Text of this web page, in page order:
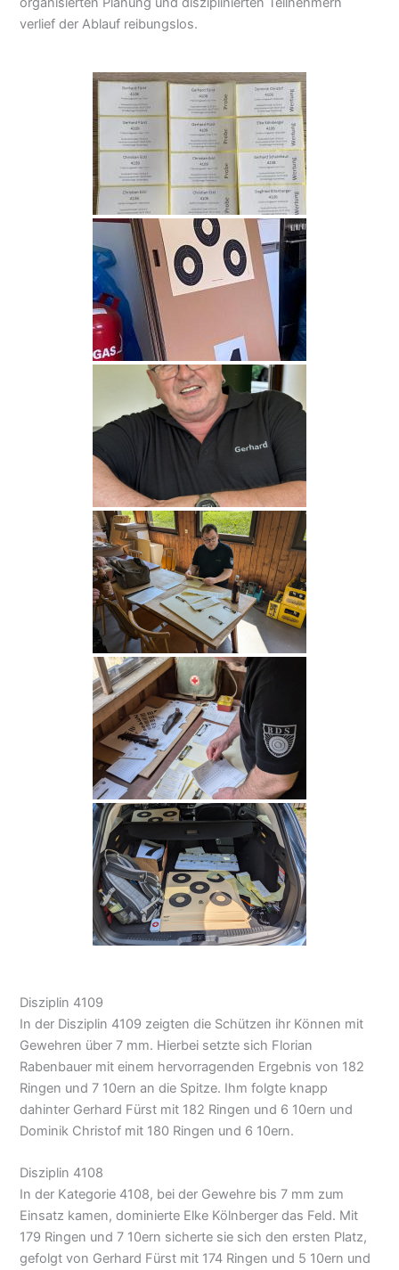
verlief der Ablauf reibungslos.
Disziplin 4109
In der Disziplin 4109 zeigten die Schützen ihr Können mit
Gewehren über 7 mm. Hierbei setzte sich Florian
Rabenbauer mit einem hervorragenden Ergebnis von 182
Ringen und 7 10ern an die Spitze. Ihm folgte knapp
dahinter Gerhard Fürst mit 182 Ringen und 6 10ern und
Dominik Christof mit 180 Ringen und 6 10ern.
Disziplin 4108
In der Kategorie 4108, bei der Gewehre bis 7 mm zum
Einsatz kamen, dominierte Elke Kölnberger das Feld. Mit
179 Ringen und 7 10ern sicherte sie sich den ersten Platz,
gefolgt von Gerhard Fürst mit 174 Ringen und 5 10ern und